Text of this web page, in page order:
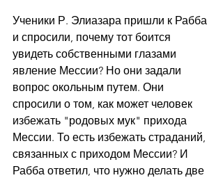
Ученики Р. Элиазара пришли к Рабба
и спросили, почему тот боится
увидеть собственными глазами
явление Мессии? Но они задали
вопрос окольным путем. Они
спросили о том, как может человек
избежать "родовых мук" прихода
Мессии. То есть избежать страданий,
связанных с приходом Мессии? И
Рабба ответил, что нужно делать две